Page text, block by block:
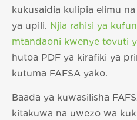
kukusaidia kulipia elimu
ya upili. Njia rahisi ya
mtandaoni kwenye tovuti
hutoa PDF ya kirafiki ya
kutuma FAFSA yako.
Baada ya kuwasilisha
kitakuwa na uwezo wa